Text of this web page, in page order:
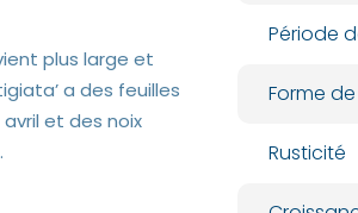
plus large et
a des feuilles
et des noix
Période
Forme
Rusticité